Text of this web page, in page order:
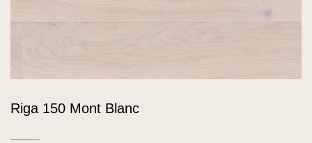
Riga 150 Mont Blanc